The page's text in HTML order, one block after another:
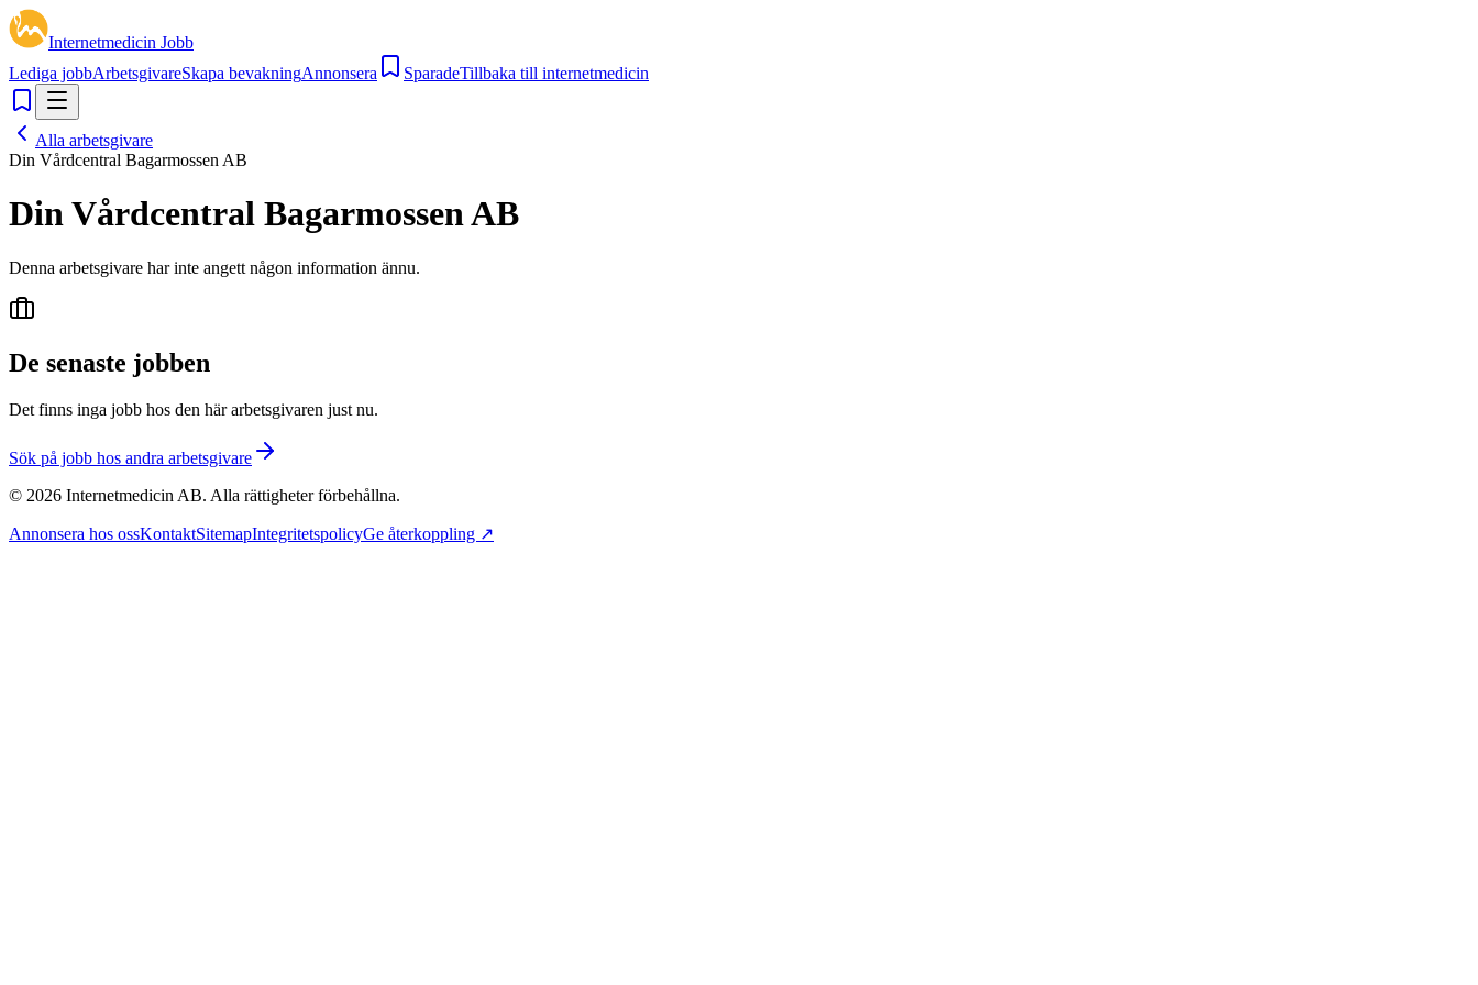
Internetmedicin Jobb
Lediga jobbArbetsgivareSkapa bevakningAnnonsera SparadeTillbaka till internetmedicin
Alla arbetsgivare
Din Vårdcentral Bagarmossen AB
Din Vårdcentral Bagarmossen AB
Denna arbetsgivare har inte angett någon information ännu.
De senaste jobben
Det finns inga jobb hos den här arbetsgivaren just nu.
Sök på jobb hos andra arbetsgivare
© 2026 Internetmedicin AB. Alla rättigheter förbehållna.
Annonsera hos ossKontaktSitemapIntegritetspolicyGe återkoppling ↗